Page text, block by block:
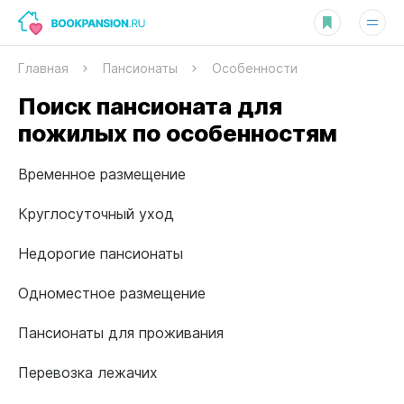
Главная Пансионаты Особенности
Поиск пансионата для
пожилых по особенностям
Временное размещение
Круглосуточный уход
Недорогие пансионаты
Одноместное размещение
Пансионаты для проживания
Перевозка лежачих